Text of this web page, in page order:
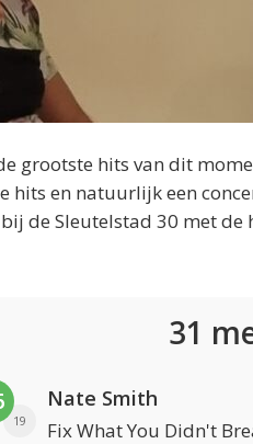
grootste hits van dit
hits en natuurlijk een
de Sleutelstad 30 met de
31
19
Nate Smith
Fix What You Didn't